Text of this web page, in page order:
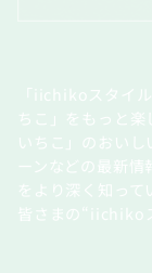
「iichikoスタイ
ちこ」をもっと
いちこ」のおい
ーンなどの最新情
をより深く知って
皆さまの“iichiko